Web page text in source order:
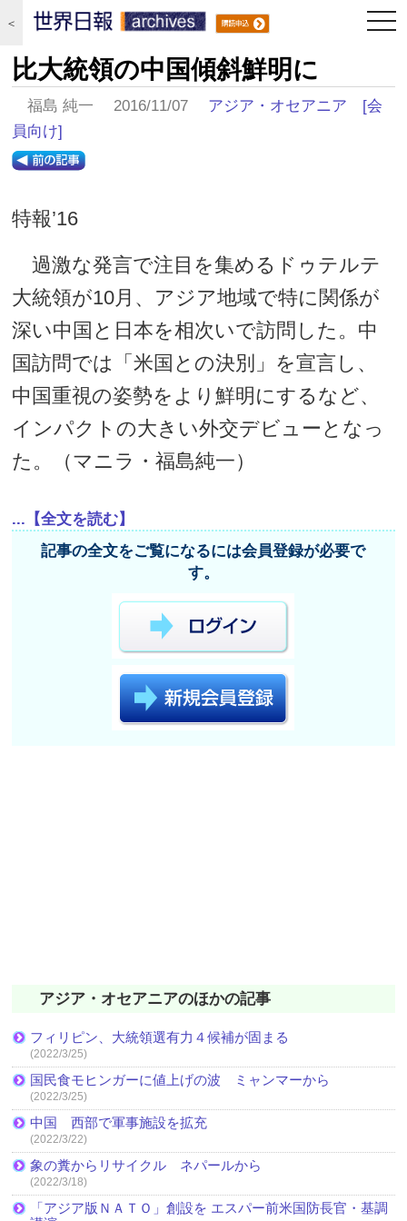
＜
比大統領の中国傾斜鮮明に
福島 純一 2016/11/07 アジア・オセアニア
[会
員向け]
特報’16
過激な発言で注目を集めるドゥテルテ
大統領が10月、アジア地域で特に関係が
深い中国と日本を相次いで訪問した。中
国訪問では「米国との決別」を宣言し、
中国重視の姿勢をより鮮明にするなど、
インパクトの大きい外交デビューとなっ
た。（マニラ・福島純一）
...【全文を読む】
記事の全文をご覧になるには会員登録が必要で
す。
アジア・オセアニアのほかの記事
フィリピン、大統領選有力４候補が固まる
(2022/3/25)
国民食モヒンガーに値上げの波 ミャンマーから
(2022/3/25)
中国 西部で軍事施設を拡充
(2022/3/22)
象の糞からリサイクル ネパールから
(2022/3/18)
「アジア版ＮＡＴＯ」創設を エスパー前米国防長官・基調